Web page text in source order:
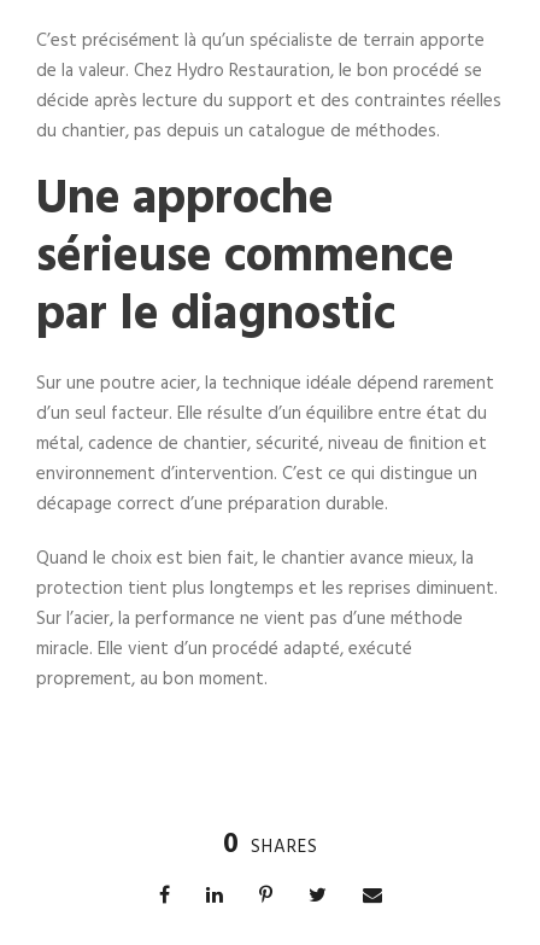
C’est précisément là qu’un spécialiste de terrain apporte
de la valeur. Chez Hydro Restauration, le bon procédé se
décide après lecture du support et des contraintes réelles
du chantier, pas depuis un catalogue de méthodes.
Une approche
sérieuse commence
par le diagnostic
Sur une poutre acier, la technique idéale dépend rarement
d’un seul facteur. Elle résulte d’un équilibre entre état du
métal, cadence de chantier, sécurité, niveau de finition et
environnement d’intervention. C’est ce qui distingue un
décapage correct d’une préparation durable.
Quand le choix est bien fait, le chantier avance mieux, la
protection tient plus longtemps et les reprises diminuent.
Sur l’acier, la performance ne vient pas d’une méthode
miracle. Elle vient d’un procédé adapté, exécuté
proprement, au bon moment.
0 SHARES